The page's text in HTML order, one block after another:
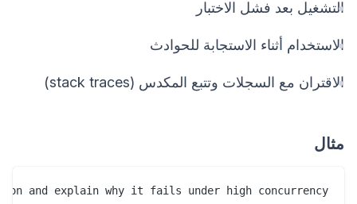
التشغيل بعد فشل الاختبار
الاستخدام أثناء الاستجابة للحوادث
الاقتران مع السجلات وتتبع المكدس (stack traces)
مثال
and explain why it fails under high concurrency.